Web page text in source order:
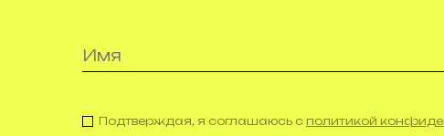
Подтверждая, я соглашаюсь с политикой